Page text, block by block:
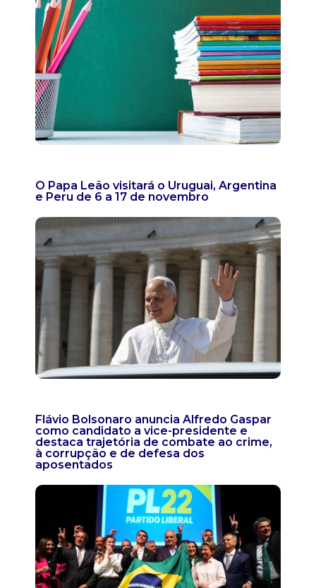
O Papa Leão visitará o Uruguai, Argentina
e Peru de 6 a 17 de novembro
Flávio Bolsonaro anuncia Alfredo Gaspar
como candidato a vice-presidente e
destaca trajetória de combate ao crime,
à corrupção e de defesa dos
aposentados